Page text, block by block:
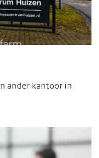
ander kantoor in